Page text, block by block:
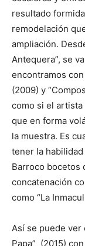
resultado
remodelación
ampliación.
Antequera”, se
encontramos
(2009) y
como si el
que en forma
la muestra. Es
tener la
Barroco bocetos
concatenación
como “La
Así se puede
Papa” (2015)